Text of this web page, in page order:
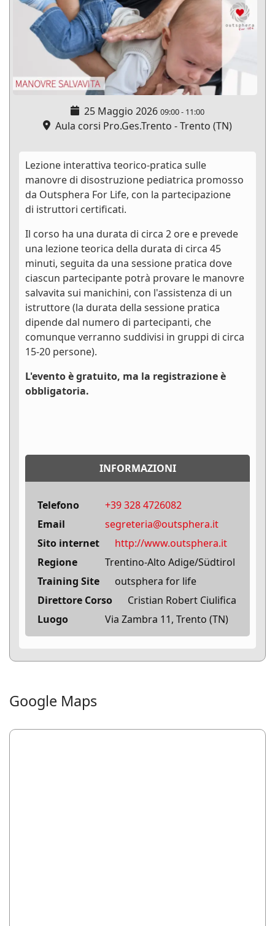
25 Maggio 2026 09:00- 11:00
Aula corsi Pro.Ges.Trento - Trento (TN)
Lezione interattiva teorico-pratica sulle
manovre di disostruzione pediatrica promosso
da Outsphera For Life, con la partecipazione
di istruttori certificati.
Il corso ha una durata di circa 2 ore e prevede
una lezione teorica della durata di circa 45
minuti, seguita da una sessione pratica dove
ciascun partecipante potrà provare le manovre
salvavita sui manichini, con l'assistenza di un
istruttore (la durata della sessione pratica
dipende dal numero di partecipanti, che
comunque verranno suddivisi in gruppi di circa
15-20 persone).
L'evento è gratuito, ma la registrazione è
obbligatoria.
INFORMAZIONI
Telefono
+39 328 4726082
Email
segreteria@outsphera.it
Sito internet
http://www.outsphera.it
Regione
Trentino-Alto Adige/Südtirol
Training Site
outsphera for life
Direttore Corso
Cristian Robert Ciulifica
Luogo
Via Zambra 11, Trento (TN)
Google Maps